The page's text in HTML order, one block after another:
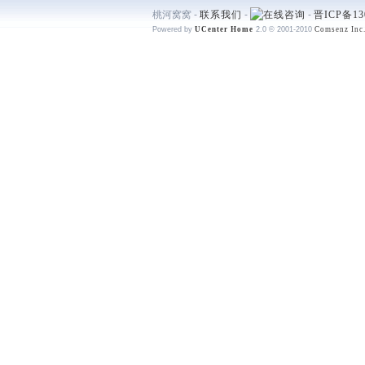
桃河窝窝 - 联系我们 - - 晋ICP备
Powered by UCenter Home 2.0 © 2001-2010 Comsenz Inc.